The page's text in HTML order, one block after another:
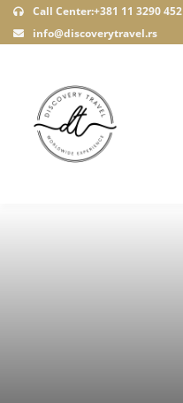
Call Center:+381 11 3290 452
info@discoverytravel.rs